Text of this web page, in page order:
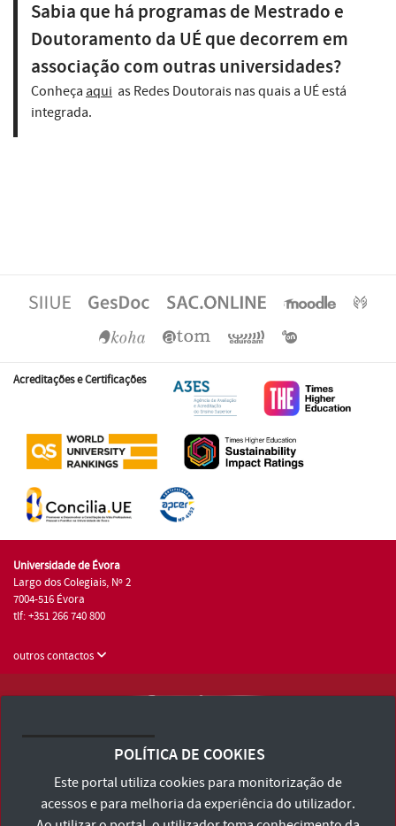
Sabia que há programas de Mestrado e
Doutoramento da UÉ que decorrem em
associação com outras universidades?
Conheça aqui as Redes Doutorais nas quais a UÉ está
integrada.
Acreditações e Certificações
Universidade de Évora
Largo dos Colegiais, Nº 2
7004-516 Évora
tlf: +351 266 740 800
outros contactos
Consulte os Termos e Condições e Política de Privacidade
Declaração de Acessibilidade
POLÍTICA DE COOKIES
Este portal utiliza cookies para monitorização de
acessos e para melhoria da experiência do utilizador.